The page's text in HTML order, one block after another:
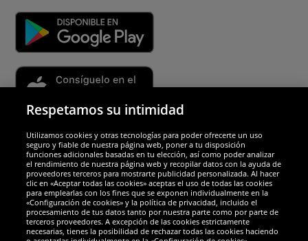
Socios y seguridad
Galardones
Respetamos su intimidad
Utilizamos cookies y otras tecnologías para poder ofrecerte un uso
seguro y fiable de nuestra página web, poner a tu disposición
funciones adicionales basadas en tu elección, así como poder analizar
el rendimiento de nuestra página web y recopilar datos con la ayuda de
proveedores terceros para mostrarte publicidad personalizada. Al hacer
clic en «Aceptar todas las cookies» aceptas el uso de todas las cookies
para emplearlas con los fines que se exponen individualmente en la
«Configuración de cookies» y la política de privacidad, incluido el
procesamiento de tus datos tanto por nuestra parte como por parte de
terceros proveedores. A excepción de las cookies estrictamente
necesarias, tienes la posibilidad de rechazar todas las cookies haciendo